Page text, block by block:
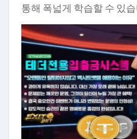
통해 폭넓게 학습할 수 있